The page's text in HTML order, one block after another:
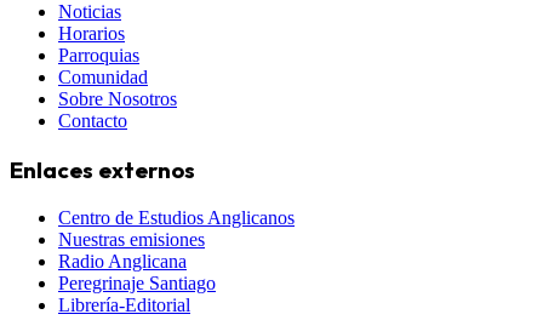
Noticias
Horarios
Parroquias
Comunidad
Sobre Nosotros
Contacto
Enlaces externos
Centro de Estudios Anglicanos
Nuestras emisiones
Radio Anglicana
Peregrinaje Santiago
Librería-Editorial